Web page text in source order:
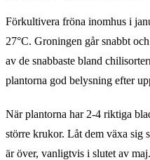
Förkultivera fröna inomhus i
27°C. Groningen går snabbt
av de snabbaste bland
plantorna god belysning efter
När plantorna har 2-4 riktiga
större krukor. Låt dem växa sig
är över, vanligtvis i slutet av